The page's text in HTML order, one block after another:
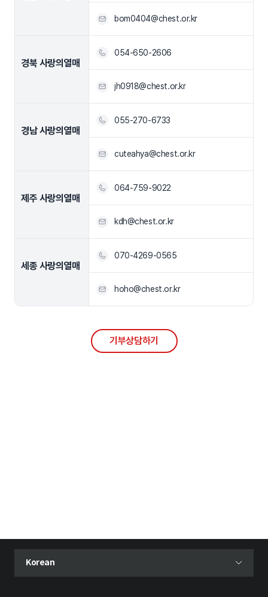
bom0404@chest.or.kr
경북 사랑의열매
054-650-2606
jh0918@chest.or.kr
경남 사랑의열매
055-270-6733
cuteahya@chest.or.kr
제주 사랑의열매
064-759-9022
kdh@chest.or.kr
세종 사랑의열매
070-4269-0565
hoho@chest.or.kr
기부상담하기
언어 선택 메뉴 열기
현재 선택된 언어
Korean